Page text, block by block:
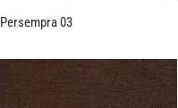
Persempra 03